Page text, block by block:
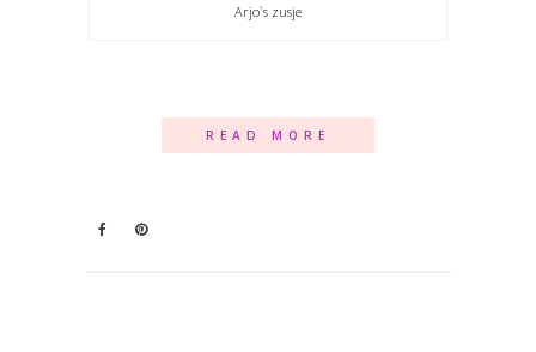
Arjo`s zusje
READ MORE